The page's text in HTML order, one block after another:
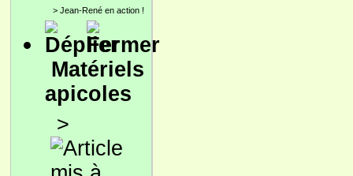
> Jean-René en action !
Matériels
apicoles
>